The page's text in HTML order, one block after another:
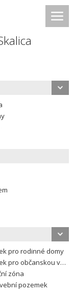
pro rodinné domy
občanskou vybavenost
zóna
pozemek